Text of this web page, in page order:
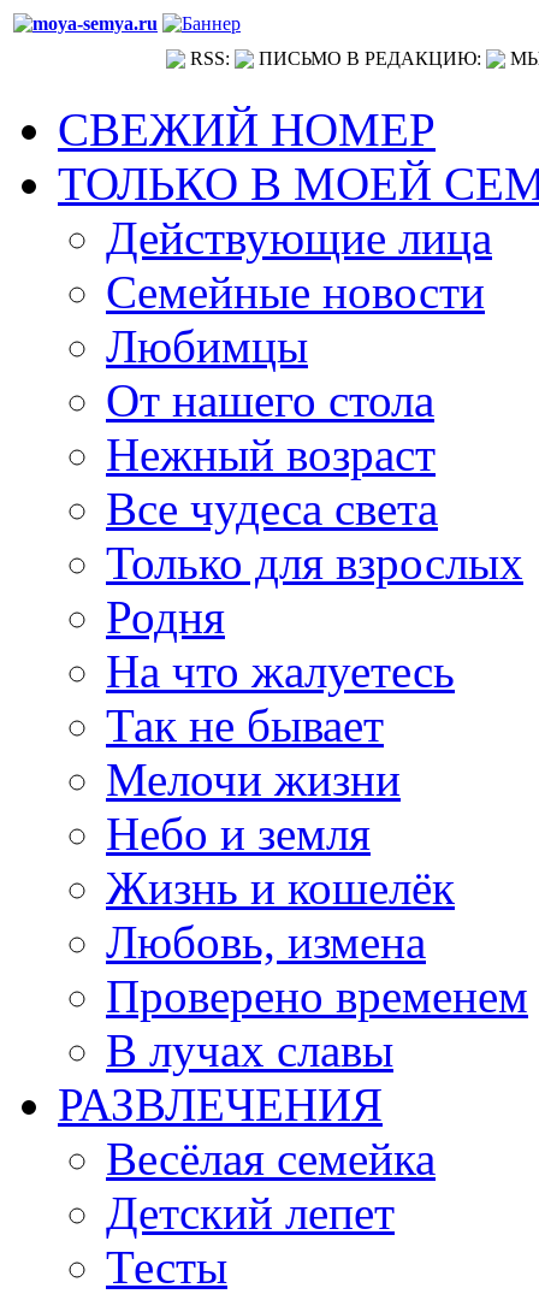
RSS: ПИСЬМО В РЕДАКЦИЮ:
СВЕЖИЙ НОМЕР
ТОЛЬКО В МОЕЙ
Действующие лица
Семейные новости
Любимцы
От нашего стола
Нежный возраст
Все чудеса света
Только для взрослых
Родня
На что жалуетесь
Так не бывает
Мелочи жизни
Небо и земля
Жизнь и кошелёк
Любовь, измена
Проверено временем
В лучах славы
РАЗВЛЕЧЕНИЯ
Весёлая семейка
Детский лепет
Тесты